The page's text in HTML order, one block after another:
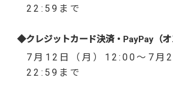
22:59まで
◆クレジットカード決済・PayPay（オ
7月12日（月）12:00～7月
22:59まで